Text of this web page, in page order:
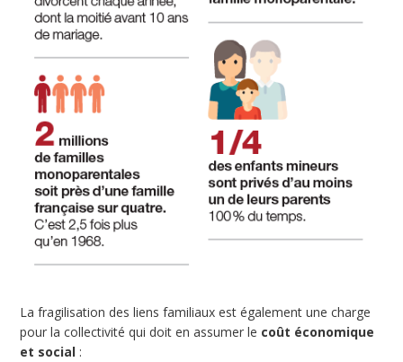
La fragilisation des liens familiaux est également une charge
pour la collectivité qui doit en assumer le coût économique
et social :